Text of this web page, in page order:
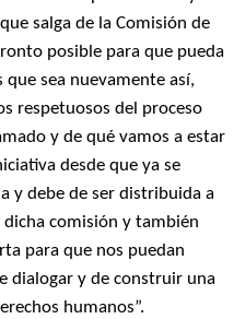
salga de la Comisión de
posible para que pueda
sea nuevamente así,
respetuosos del proceso
y de qué vamos a estar
desde que ya se
y debe de ser distribuida a
comisión y también
para que nos puedan
dialogar y de construir una
humanos”.